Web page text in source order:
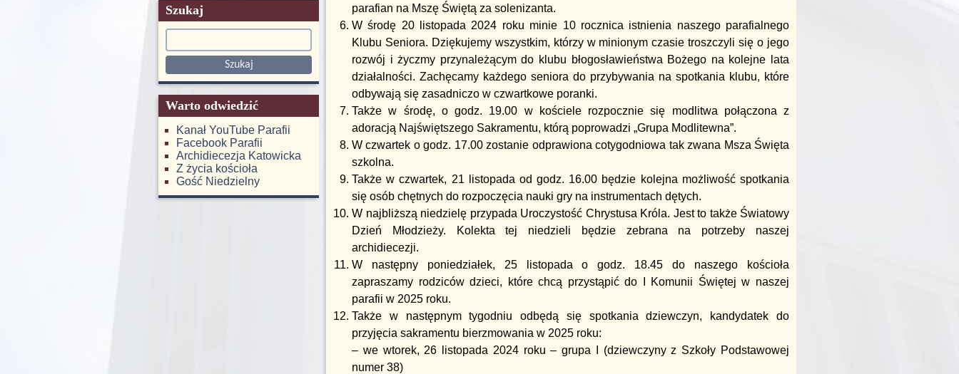
Szukaj
Warto odwiedzić
Kanał YouTube Parafii
Facebook Parafii
Archidiecezja Katowicka
Z życia kościoła
Gość Niedzielny
parafian na Mszę Świętą za solenizanta.
W środę 20 listopada 2024 roku minie 10 rocznica istnienia naszego parafialnego
Klubu Seniora. Dziękujemy wszystkim, którzy w minionym czasie troszczyli się o jego
rozwój i życzmy przynależącym do klubu błogosławieństwa Bożego na kolejne lata
działalności. Zachęcamy każdego seniora do przybywania na spotkania klubu, które
odbywają się zasadniczo w czwartkowe poranki.
Także w środę, o godz. 19.00 w kościele rozpocznie się modlitwa połączona z
adoracją Najświętszego Sakramentu, którą poprowadzi „Grupa Modlitewna”.
W czwartek o godz. 17.00 zostanie odprawiona cotygodniowa tak zwana Msza Święta
szkolna.
Także w czwartek, 21 listopada od godz. 16.00 będzie kolejna możliwość spotkania
się osób chętnych do rozpoczęcia nauki gry na instrumentach dętych.
W najbliższą niedzielę przypada Uroczystość Chrystusa Króla. Jest to także Światowy
Dzień Młodzieży. Kolekta tej niedzieli będzie zebrana na potrzeby naszej
archidiecezji.
W następny poniedziałek, 25 listopada o godz. 18.45 do naszego kościoła
zapraszamy rodziców dzieci, które chcą przystąpić do I Komunii Świętej w naszej
parafii w 2025 roku.
Także w następnym tygodniu odbędą się spotkania dziewczyn, kandydatek do
przyjęcia sakramentu bierzmowania w 2025 roku:
– we wtorek, 26 listopada 2024 roku – grupa I (dziewczyny z Szkoły Podstawowej
numer 38)